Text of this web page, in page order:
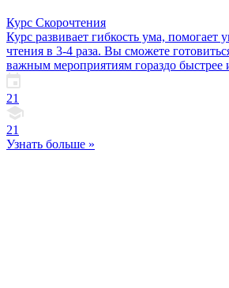
Курс Скорочтения
Курс развивает гибкость ума, помогает
чтения в 3-4 раза. Вы сможете
важным мероприятиям гораздо быстрее
21
21
Узнать больше »